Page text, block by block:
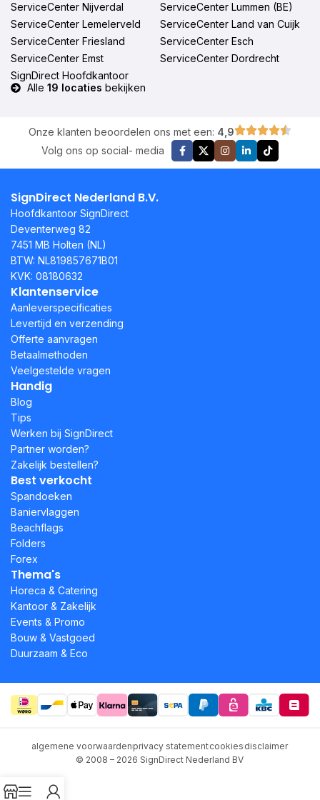
ServiceCenter Nijverdal
ServiceCenter Lummen (BE)
ServiceCenter Lemelerveld
ServiceCenter Land van Cuijk
ServiceCenter Friesland
ServiceCenter Esch
ServiceCenter Emst
ServiceCenter Dordrecht
SignDirect Hoofdkantoor
Alle 19 locaties bekijken
Onze klanten beoordelen ons met een: 4,9
Volg ons op social- media
SignDirect Nederland B.V.
Hoofdkantoor SignDirect
Deventerweg 82
7451 MB Holten (NL)
BTW: NL819857671B01
KVK: 08180632
Klantenservice
Aanleverspecificaties
Levertijd en verzending
Offerte aanvragen
Betaalmethoden
Veelgestelde vragen
Handig
Blog
Tips
Werken bij SignDirect
Partner worden?
Zakelijk bestellen?
Best verkocht
Spandoeken
Baniervlaggen
Beachflags
Folders
Forex
Thema's
Horeca & Catering
Kantoor & Zakelijk
Events & Promo
Bouw & Vastgoed
Duurzaam & Eco
algemene voorwaardenprivacy statementcookiesdisclaimer
© 2008 – 2026 SignDirect Nederland BV